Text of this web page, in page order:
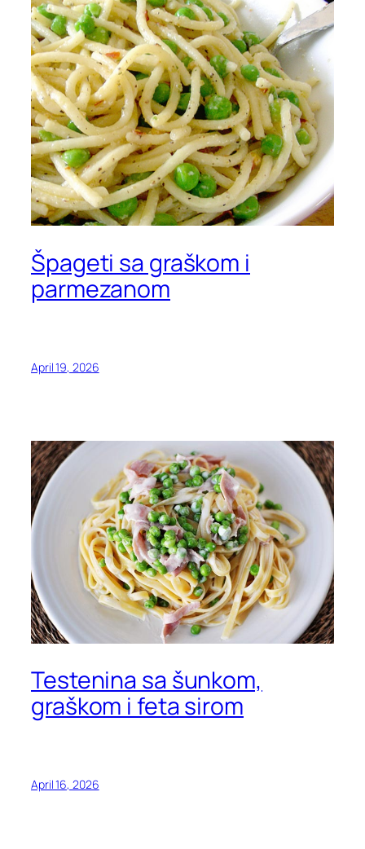
Špageti sa graškom i
parmezanom
April 19, 2026
Testenina sa šunkom,
graškom i feta sirom
April 16, 2026